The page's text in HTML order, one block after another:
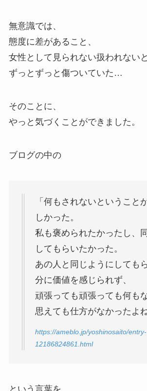
無意識では、
態度に差があること、
女性として見られない扱われない
ずっとずっと傷ついていた…
そのことに、
やっと気づくことができました。
ブログの中の
「何もされないということ
しかった。
私も褒められたかったし、
してもらいたかった。
あの人と同じようにしても
分に価値を感じられず、
頑張っても頑張っても何も
思えても仕方がなかったよね
https://ameblo.jp/yoshinosaito/entry-
12186824861.html
という言葉を